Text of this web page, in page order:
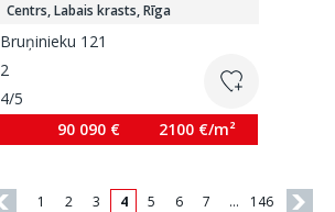
Centrs, Labais krasts, Rīga
Bruņinieku 121
2
4/5
90 090 € 2100 €/m²
1 2 3 4 5 6 7 … 146